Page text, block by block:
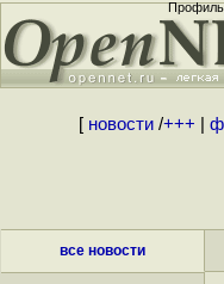
[ новости/+++
все новости